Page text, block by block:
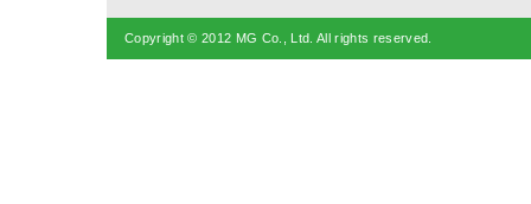
Copyright © 2012 MG Co., Ltd. All rights reserved.